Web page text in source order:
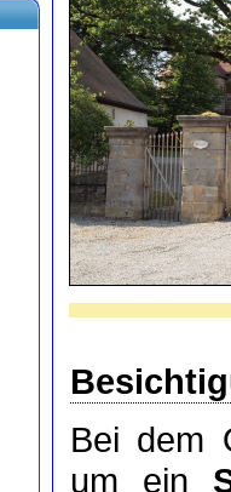
Bei dem
um ein